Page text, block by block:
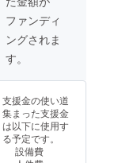
※報告書
に記載
するお
にご記
さい。
希望さ
れない
場合は
「不
書 活動
報告書
をお送
お名前
支援く
ださっ
た方の
お名前
を報告
ファンディ
ングされま
す。
支援金の使い道
集まった支援金
は以下に使用す
る予定です。
設備費